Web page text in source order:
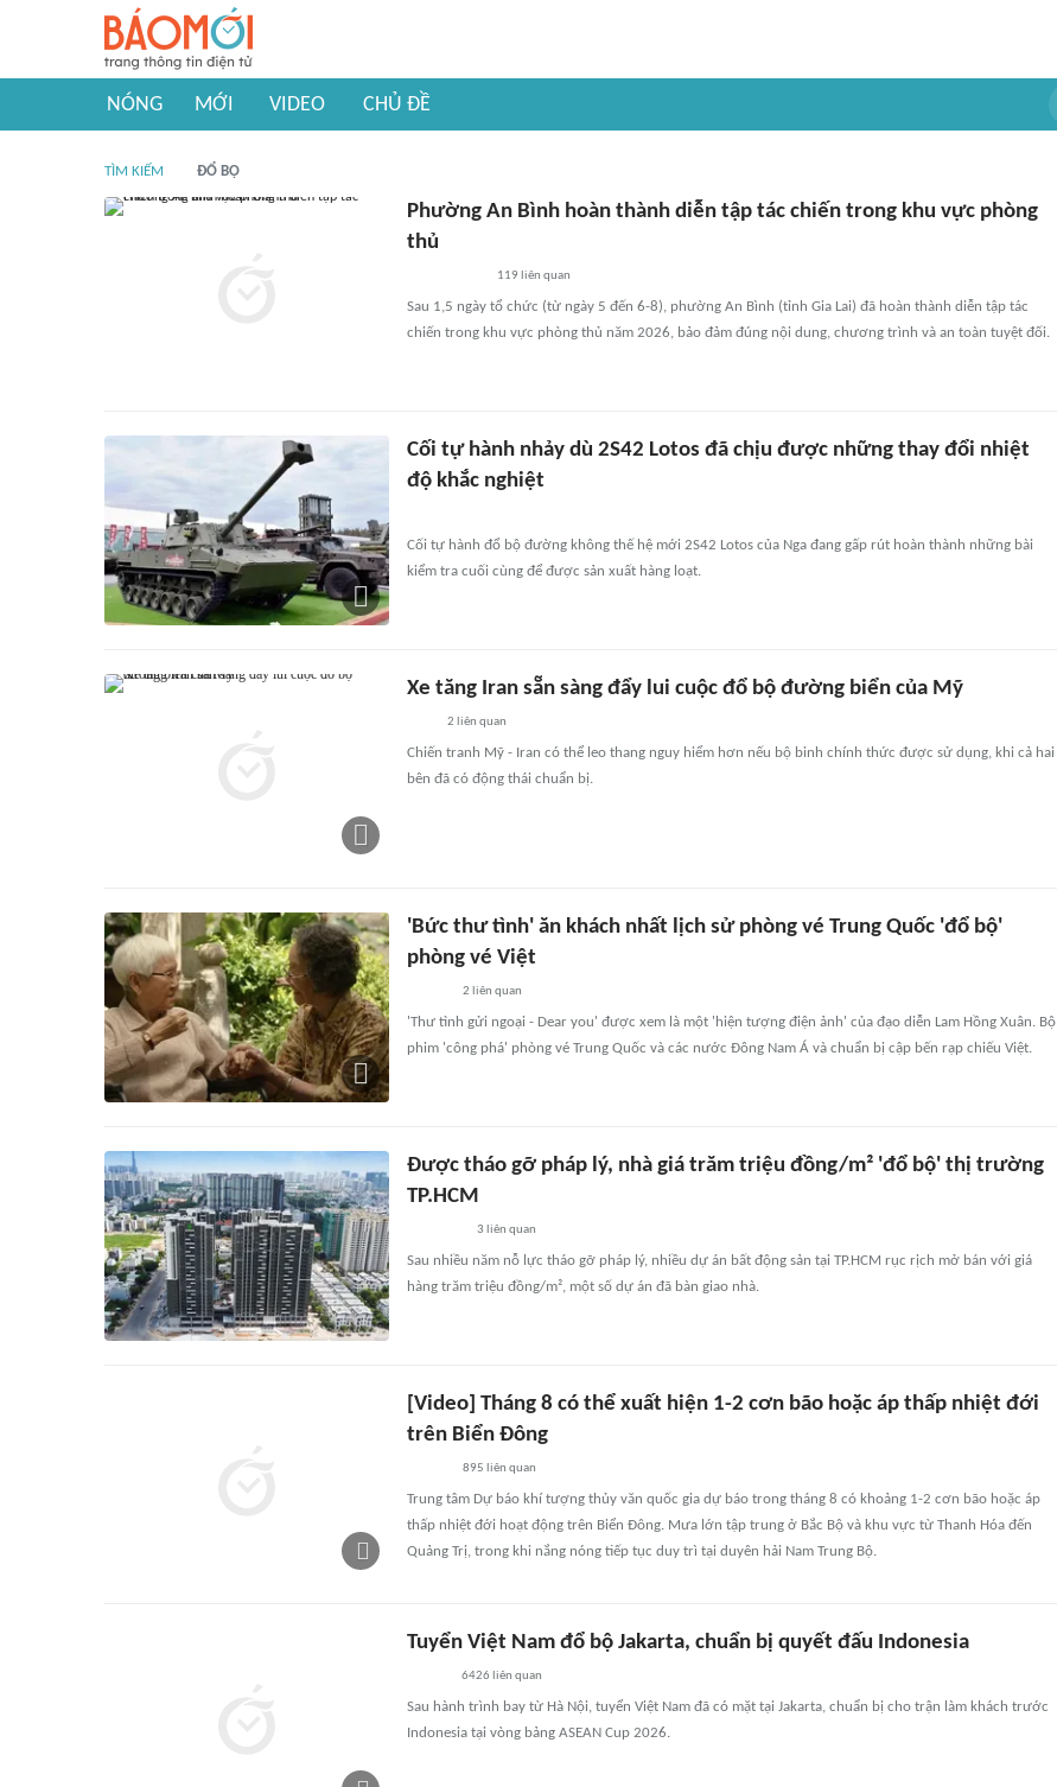
NÓNG MỚI VIDEO CHỦ ĐỀ
TÌM KIẾM ĐỔ BỘ
Phường An Bình hoàn thành diễn tập tác chiến trong khu vực phòng
thủ
119 liên quan
Sau 1,5 ngày tổ chức (từ ngày 5 đến 6-8), phường An Bình (tỉnh Gia Lai) đã hoàn thành diễn tập tác
chiến trong khu vực phòng thủ năm 2026, bảo đảm đúng nội dung, chương trình và an toàn tuyệt đối.
Cối tự hành nhảy dù 2S42 Lotos đã chịu được những thay đổi nhiệt
độ khắc nghiệt
Cối tự hành đổ bộ đường không thế hệ mới 2S42 Lotos của Nga đang gấp rút hoàn thành những bài
kiểm tra cuối cùng để được sản xuất hàng loạt.
Xe tăng Iran sẵn sàng đẩy lui cuộc đổ bộ đường biển của Mỹ
2 liên quan
Chiến tranh Mỹ - Iran có thể leo thang nguy hiểm hơn nếu bộ binh chính thức được sử dụng, khi cả hai
bên đã có động thái chuẩn bị.
'Bức thư tình' ăn khách nhất lịch sử phòng vé Trung Quốc 'đổ bộ'
phòng vé Việt
2 liên quan
'Thư tình gửi ngoại - Dear you' được xem là một 'hiện tượng điện ảnh' của đạo diễn Lam Hồng Xuân. Bộ
phim 'công phá' phòng vé Trung Quốc và các nước Đông Nam Á và chuẩn bị cập bến rạp chiếu Việt.
Được tháo gỡ pháp lý, nhà giá trăm triệu đồng/m² 'đổ bộ' thị trường
TP.HCM
3 liên quan
Sau nhiều năm nỗ lực tháo gỡ pháp lý, nhiều dự án bất động sản tại TP.HCM rục rịch mở bán với giá
hàng trăm triệu đồng/m², một số dự án đã bàn giao nhà.
[Video] Tháng 8 có thể xuất hiện 1-2 cơn bão hoặc áp thấp nhiệt đới
trên Biển Đông
895 liên quan
Trung tâm Dự báo khí tượng thủy văn quốc gia dự báo trong tháng 8 có khoảng 1-2 cơn bão hoặc áp
thấp nhiệt đới hoạt động trên Biển Đông. Mưa lớn tập trung ở Bắc Bộ và khu vực từ Thanh Hóa đến
Quảng Trị, trong khi nắng nóng tiếp tục duy trì tại duyên hải Nam Trung Bộ.
Tuyển Việt Nam đổ bộ Jakarta, chuẩn bị quyết đấu Indonesia
6426 liên quan
Sau hành trình bay từ Hà Nội, tuyển Việt Nam đã có mặt tại Jakarta, chuẩn bị cho trận làm khách trước
Indonesia tại vòng bảng ASEAN Cup 2026.